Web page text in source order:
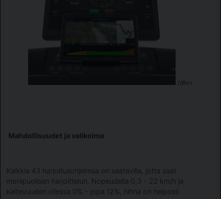
/div>
Mahdollisuudet ja valikoima
Kaikkia 43 harjoitusohjelmaa on saatavilla, jotta saat
monipuolisen harjoittelun. Nopeudella 0,3 - 22 km/h ja
kaltevuuden ollessa 0% - jopa 12%, hihna on helposti